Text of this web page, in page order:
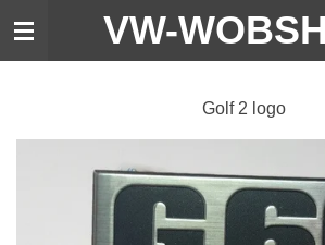
Ga
VW-WO
Golf 2 logo